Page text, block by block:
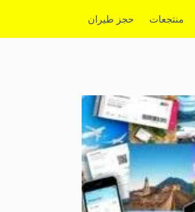
منتجعات حجز طيران